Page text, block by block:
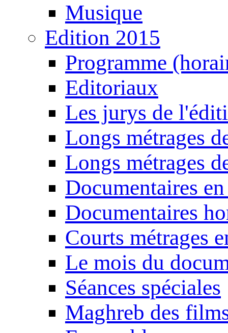
Musique
Edition 2015
Programme
Editoriaux
Les jurys de
Longs métrages
Longs métrages
Documentaires
Documentaires
Courts métrages
Le mois du
Séances spéciales
Maghreb des